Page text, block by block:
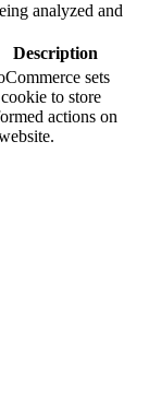
analyzed and
Description
sets
to store
actions on